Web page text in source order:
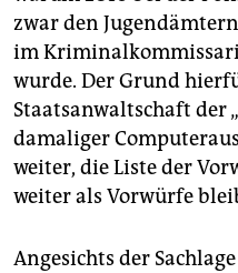
zwar den
im
wurde. Der Grund
Staatsanwaltschaft der
damaliger
weiter, die Liste der
weiter als Vorwürfe
Angesichts der